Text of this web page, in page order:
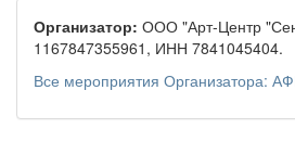
Организатор: ООО "Арт-Центр
1167847355961, ИНН 7841045404.
Все мероприятия Организатора: